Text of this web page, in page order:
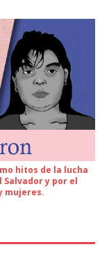
hitos de la lucha
y por el
mujeres.